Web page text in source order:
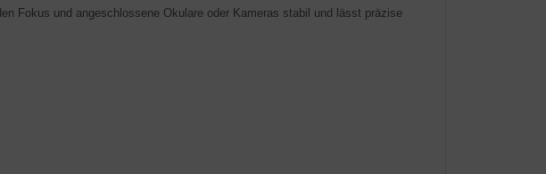
Fokus und angeschlossene Okulare oder Kameras stabil und lässt präzise